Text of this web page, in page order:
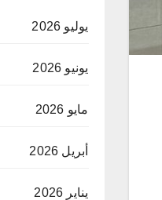
يوليو 2026
يونيو 2026
مايو 2026
أبريل 2026
يناير 2026